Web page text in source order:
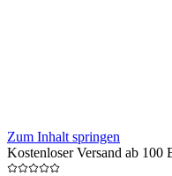
Zum Inhalt springen
Kostenloser Versand ab